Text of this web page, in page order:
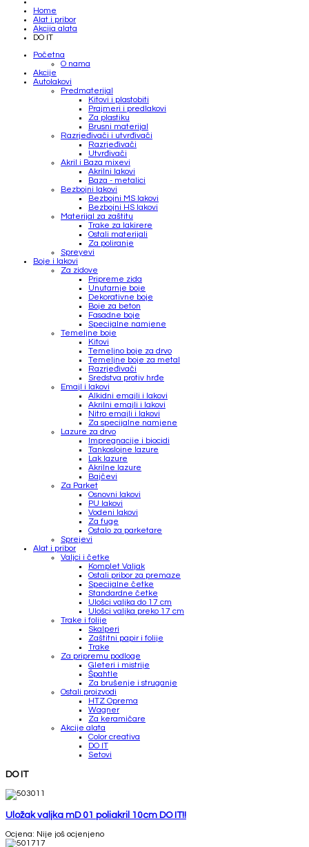
Home
Alat i pribor
Akcija alata
DO IT
Početna
O nama
Akcije
Autolakovi
Predmaterijal
Kitovi i plastobiti
Prajmeri i predlakovi
Za plastiku
Brusni materijal
Razrjeđivači i utvrđivači
Razrjeđivači
Utvrđivači
Akril i Baza mixevi
Akrilni lakovi
Baza - metalici
Bezbojni lakovi
Bezbojni MS lakovi
Bezbojni HS lakovi
Materijal za zaštitu
Trake za lakirere
Ostali materijali
Za poliranje
Spreyevi
Boje i lakovi
Za zidove
Pripreme zida
Unutarnje boje
Dekorativne boje
Boje za beton
Fasadne boje
Specijalne namjene
Temeljne boje
Kitovi
Temeljno boje za drvo
Temeljne boje za metal
Razrjeđivači
Sredstva protiv hrđe
Emajl i lakovi
Alkidni emajli i lakovi
Akrilni emajli i lakovi
Nitro emajli i lakovi
Za specijalne namjene
Lazure za drvo
Impregnacije i biocidi
Tankoslojne lazure
Lak lazure
Akrilne lazure
Bajčevi
Za Parket
Osnovni lakovi
PU lakovi
Vodeni lakovi
Za fuge
Ostalo za parketare
Sprejevi
Alat i pribor
Valjci i četke
Komplet Valjak
Ostali pribor za premaze
Specijalne četke
Standardne četke
Ulošci valjka do 17 cm
Ulošci valjka preko 17 cm
Trake i folije
Skalperi
Zaštitni papir i folije
Trake
Za pripremu podloge
Gleteri i mistrije
Špahtle
Za brušenje i struganje
Ostali proizvodi
HTZ Oprema
Wagner
Za keramičare
Akcije alata
Color creativa
DO IT
Setovi
DO IT
Uložak valjka mD 01 poliakril 10cm DO IT!!
Ocjena: Nije još ocjenjeno